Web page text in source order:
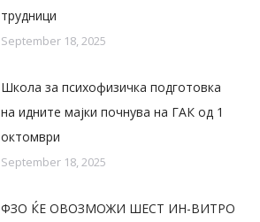
трудници
September 18, 2025
Школа за психофизичка подготовка
на идните мајки почнува на ГАК од 1
октомври
September 18, 2025
ФЗО ЌЕ ОВОЗМОЖИ ШЕСТ ИН-ВИТРО